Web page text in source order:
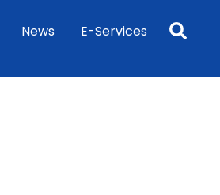
News E-Services